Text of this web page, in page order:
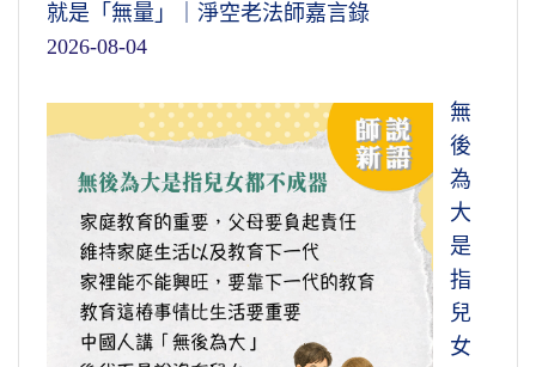
就是「無量」｜淨空老法師嘉言錄
2026-08-04
無
後
為
大
是
指
兒
女